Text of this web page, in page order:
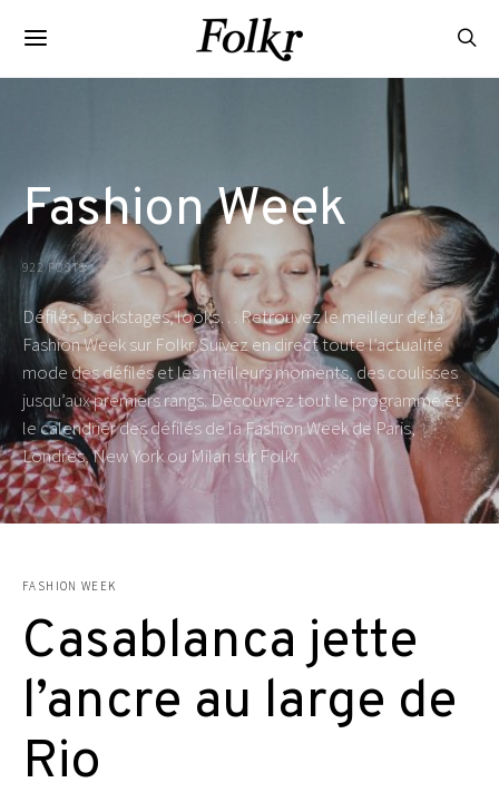
Fashion Week
922 POSTS
Défilés, backstages, looks… Retrouvez le meilleur de la
Fashion Week sur Folkr. Suivez en direct toute l’actualité
mode des défilés et les meilleurs moments, des coulisses
jusqu’aux premiers rangs. Découvrez tout le programme et
le calendrier des défilés de la Fashion Week de Paris,
Londres, New York ou Milan sur Folkr
FASHION WEEK
Casablanca jette
l’ancre au large de
Rio